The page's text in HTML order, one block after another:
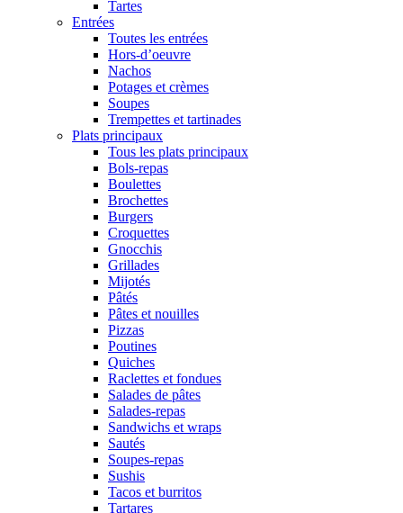
Tartes
Entrées
Toutes les entrées
Hors-d’oeuvre
Nachos
Potages et crèmes
Soupes
Trempettes et tartinades
Plats principaux
Tous les plats principaux
Bols-repas
Boulettes
Brochettes
Burgers
Croquettes
Gnocchis
Grillades
Mijotés
Pâtés
Pâtes et nouilles
Pizzas
Poutines
Quiches
Raclettes et fondues
Salades de pâtes
Salades-repas
Sandwichs et wraps
Sautés
Soupes-repas
Sushis
Tacos et burritos
Tartares